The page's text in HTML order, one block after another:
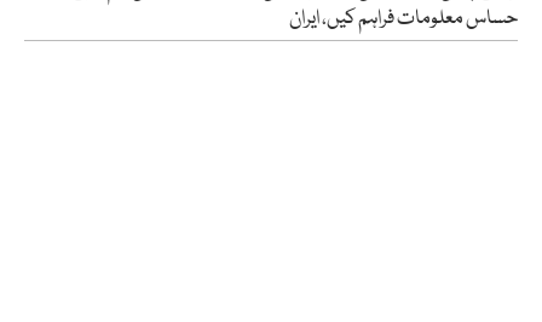
حساس معلومات فراہم کیں، ایران